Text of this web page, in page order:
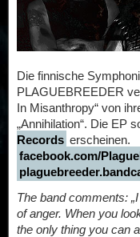
Die finnische
PLAGUEBREEDER
In Misanthropy“ von
„Annihilation“. Die EP
Records erscheinen.
facebook.com/
The band comments:
of anger. When you
the only thing you can